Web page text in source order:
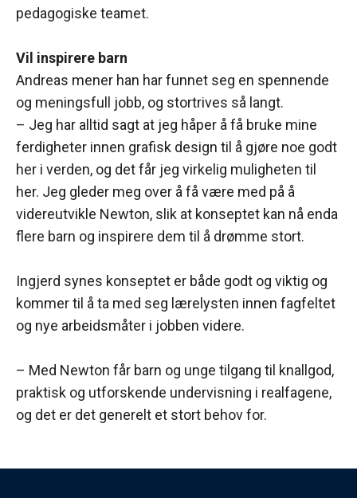
pedagogiske teamet.
Vil inspirere barn
Andreas mener han har funnet seg en spennende
og meningsfull jobb, og stortrives så langt.
– Jeg har alltid sagt at jeg håper å få bruke mine
ferdigheter innen grafisk design til å gjøre noe godt
her i verden, og det får jeg virkelig muligheten til
her. Jeg gleder meg over å få være med på å
videreutvikle Newton, slik at konseptet kan nå enda
flere barn og inspirere dem til å drømme stort.
Ingjerd synes konseptet er både godt og viktig og
kommer til å ta med seg lærelysten innen fagfeltet
og nye arbeidsmåter i jobben videre.
– Med Newton får barn og unge tilgang til knallgod,
praktisk og utforskende undervisning i realfagene,
og det er det generelt et stort behov for.